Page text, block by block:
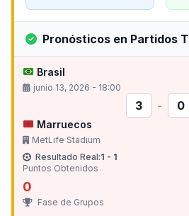
Pronósticos en Partidos
Brasil
junio 13, 2026 - 18:00
3 - 0
Marruecos
MetLife Stadium
Resultado Real:1 - 1
Puntos Obtenidos
0
Fase de Grupos